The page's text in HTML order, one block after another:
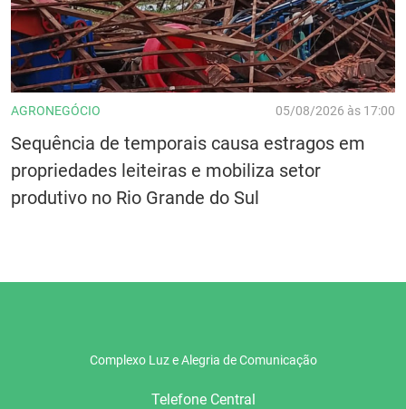
AGRONEGÓCIO 05/08/2026 às 17:00
Sequência de temporais causa estragos em
propriedades leiteiras e mobiliza setor
produtivo no Rio Grande do Sul
Complexo Luz e Alegria de Comunicação
Telefone Central